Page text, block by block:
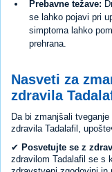
Prebavne težave:
se lahko pojavi pri
simptoma lahko
prehrana.
Nasveti za
zdravila
Da bi zmanjšali
zdravila Tadalafil,
✔ Posvetujte se z
zdravilom Tadalafil se s